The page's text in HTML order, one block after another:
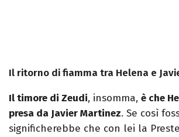
Il ritorno di fiamma tra Helena e
Il timore di Zeudi, insomma, è che
presa da Javier Martinez. Se così
significherebbe che con lei la